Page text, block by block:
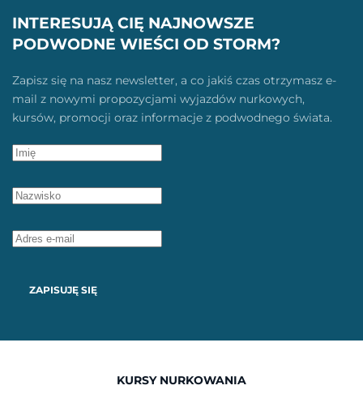
INTERESUJĄ CIĘ NAJNOWSZE
PODWODNE WIEŚCI OD STORM?
Zapisz się na nasz newsletter, a co jakiś czas otrzymasz e-
mail z nowymi propozycjami wyjazdów nurkowych,
kursów, promocji oraz informacje z podwodnego świata.
ZAPISUJĘ SIĘ
KURSY NURKOWANIA